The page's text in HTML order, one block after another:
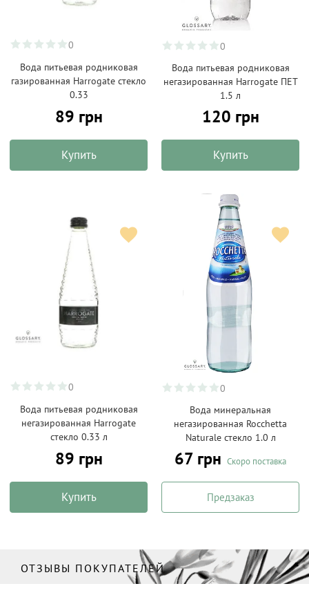
0
Вода питьевая родниковая
газированная Harrogate стекло
0.33
89 грн
Купить
0
Вода питьевая родниковая
негазированная Harrogate ПЕТ
1.5 л
120 грн
Купить
0
Вода питьевая родниковая
негазированная Harrogate
стекло 0.33 л
89 грн
Купить
0
Вода минеральная
негазированная Rocchetta
Naturale стекло 1.0 л
67 грн Скоро поставка
Предзаказ
ОТЗЫВЫ ПОКУПАТЕЛЕЙ